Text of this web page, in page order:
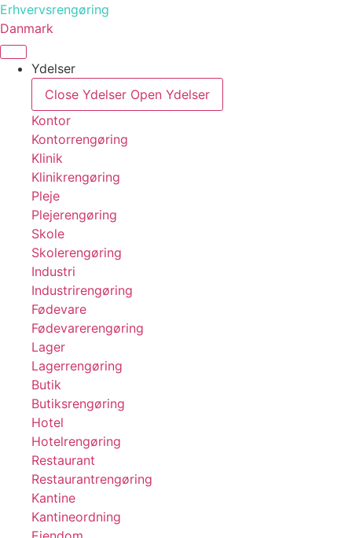
Videre
til
indhold
Erhvervsrengøring
Danmark
Ydelser
Close Ydelser Open Ydelser
Kontor
Kontorrengøring
Klinik
Klinikrengøring
Pleje
Plejerengøring
Skole
Skolerengøring
Industri
Industrirengøring
Fødevare
Fødevarerengøring
Lager
Lagerrengøring
Butik
Butiksrengøring
Hotel
Hotelrengøring
Restaurant
Restaurantrengøring
Kantine
Kantineordning